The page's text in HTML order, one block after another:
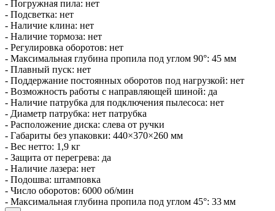
- Погружная пила: нет
- Подсветка: нет
- Наличие клина: нет
- Наличие тормоза: нет
- Регулировка оборотов: нет
- Максимальная глубина пропила под углом 90°: 45 мм
- Плавный пуск: нет
- Поддержание постоянных оборотов под нагрузкой: нет
- Возможность работы с направляющей шиной: да
- Наличие патрубка для подключения пылесоса: нет
- Диаметр патрубка: нет патрубка
- Расположение диска: слева от ручки
- Габариты без упаковки: 440×370×260 мм
- Вес нетто: 1,9 кг
- Защита от перегрева: да
- Наличие лазера: нет
- Подошва: штамповка
- Число оборотов: 6000 об/мин
- Максимальная глубина пропила под углом 45°: 33 мм